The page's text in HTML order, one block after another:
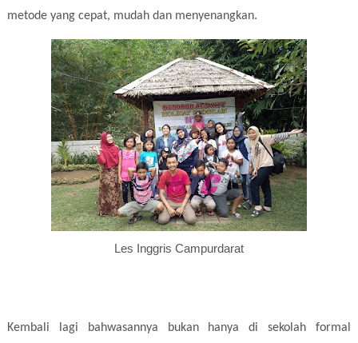
metode yang cepat, mudah dan menyenangkan.
Les Inggris Campurdarat
Kembali lagi bahwasannya bukan hanya di sekolah formal